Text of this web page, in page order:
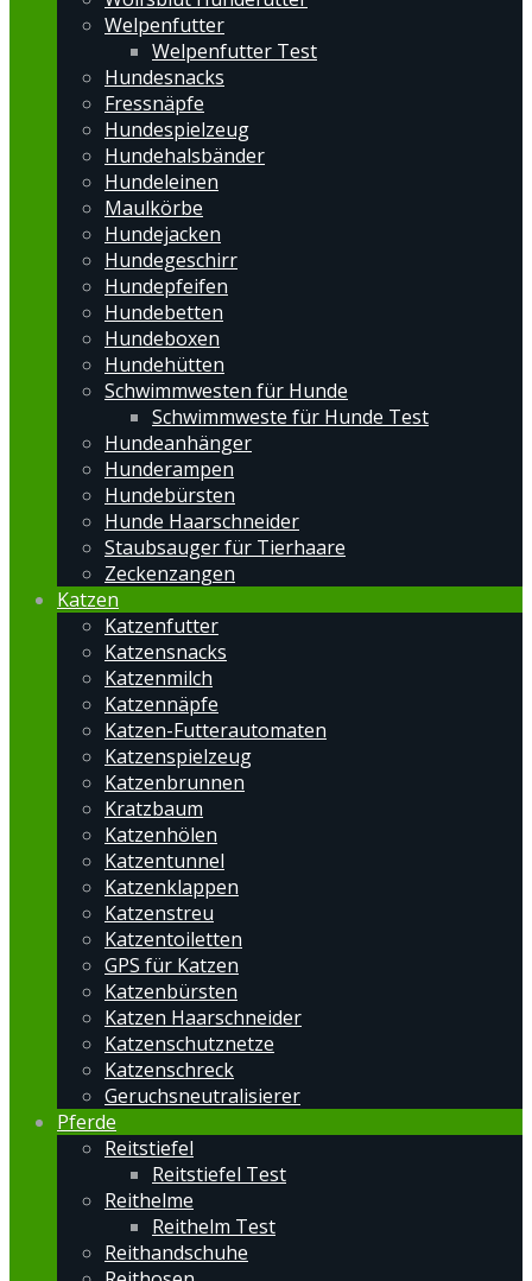
Welpenfutter
Welpenfutter Test
Hundesnacks
Fressnäpfe
Hundespielzeug
Hundehalsbänder
Hundeleinen
Maulkörbe
Hundejacken
Hundegeschirr
Hundepfeifen
Hundebetten
Hundeboxen
Hundehütten
Schwimmwesten für Hunde
Schwimmweste für Hunde Test
Hundeanhänger
Hunderampen
Hundebürsten
Hunde Haarschneider
Staubsauger für Tierhaare
Zeckenzangen
Katzen
Katzenfutter
Katzensnacks
Katzenmilch
Katzennäpfe
Katzen-Futterautomaten
Katzenspielzeug
Katzenbrunnen
Kratzbaum
Katzenhölen
Katzentunnel
Katzenklappen
Katzenstreu
Katzentoiletten
GPS für Katzen
Katzenbürsten
Katzen Haarschneider
Katzenschutznetze
Katzenschreck
Geruchsneutralisierer
Pferde
Reitstiefel
Reitstiefel Test
Reithelme
Reithelm Test
Reithandschuhe